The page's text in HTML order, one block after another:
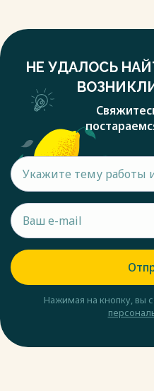
НЕ УДАЛОСЬ
Нажимая на кнопку, вы